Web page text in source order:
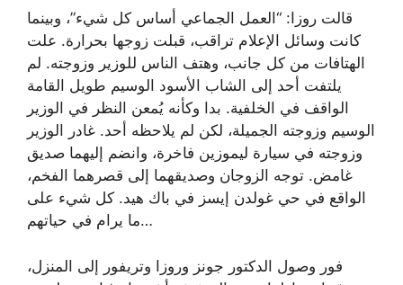
قالت روزا: “العمل الجماعي أساس كل شيء”، وبينما
كانت وسائل الإعلام تراقب، قبلت زوجها بحرارة. علت
الهتافات من كل جانب، وهتف الناس للوزير وزوجته. لم
يلتفت أحد إلى الشاب الأسود الوسيم طويل القامة
الواقف في الخلفية. بدا وكأنه يُمعن النظر في الوزير
الوسيم وزوجته الجميلة، لكن لم يلاحظه أحد. غادر الوزير
وزوجته في سيارة ليموزين فاخرة، وانضم إليهما صديق
غامض. توجه الزوجان وصديقهما إلى قصرهما الفخم،
الواقع في حي غولدن إيسز في باك هيد. كل شيء على
ما يرام في حياتهم…
فور وصول الدكتور جونز وروزا وتريفور إلى المنزل،